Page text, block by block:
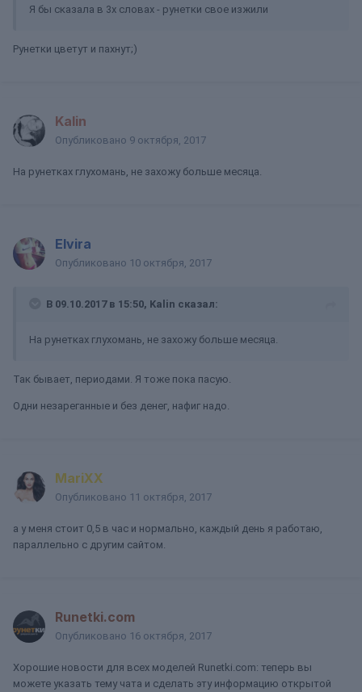
Я бы сказала в 3х словах - рунетки свое изжили
Рунетки цветут и пахнут;)
Kalin
Опубликовано 9 октября, 2017
На рунетках глухомань, не захожу больше месяца.
Elvira
Опубликовано 10 октября, 2017
В 09.10.2017 в 15:50, Kalin сказал:
На рунетках глухомань, не захожу больше месяца.
Так бывает, периодами. Я тоже пока пасую.
Одни незареганные и без денег, нафиг надо.
MariXX
Опубликовано 11 октября, 2017
а у меня стоит 0,5 в час и нормально, каждый день я работаю,
параллельно с другим сайтом.
Runetki.com
Опубликовано 16 октября, 2017
Хорошие новости для всех моделей Runetki.com: теперь вы
можете указать тему чата и сделать эту информацию открытой